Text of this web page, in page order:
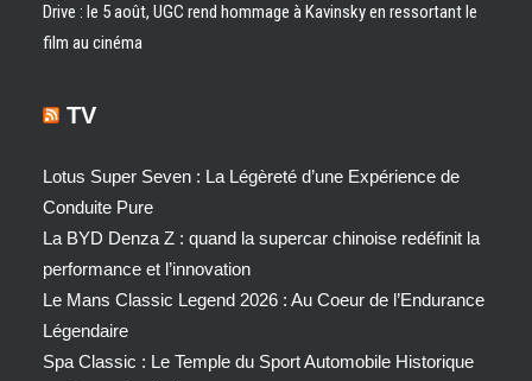
Drive : le 5 août, UGC rend hommage à Kavinsky en ressortant le
film au cinéma
TV
Lotus Super Seven : La Légèreté d’une Expérience de
Conduite Pure
La BYD Denza Z : quand la supercar chinoise redéfinit la
performance et l’innovation
Le Mans Classic Legend 2026 : Au Coeur de l’Endurance
Légendaire
Spa Classic : Le Temple du Sport Automobile Historique